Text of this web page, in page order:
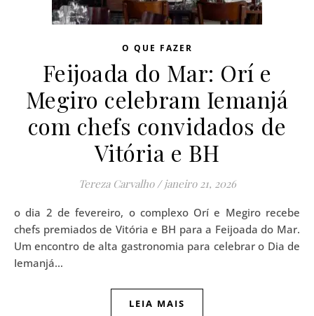
O QUE FAZER
Feijoada do Mar: Orí e
Megiro celebram Iemanjá
com chefs convidados de
Vitória e BH
Tereza Carvalho / janeiro 21, 2026
o dia 2 de fevereiro, o complexo Orí e Megiro recebe
chefs premiados de Vitória e BH para a Feijoada do Mar.
Um encontro de alta gastronomia para celebrar o Dia de
Iemanjá…
LEIA MAIS